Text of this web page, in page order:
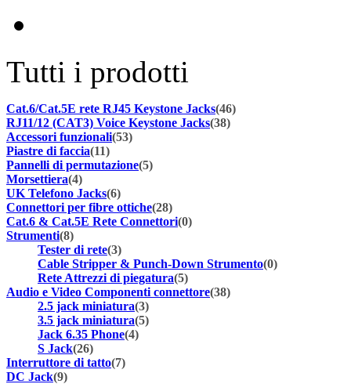
Tutti i prodotti
Cat.6/Cat.5E rete RJ45 Keystone Jacks(46)
RJ11/12 (CAT3) Voice Keystone Jacks(38)
Accessori funzionali(53)
Piastre di faccia(11)
Pannelli di permutazione(5)
Morsettiera(4)
UK Telefono Jacks(6)
Connettori per fibre ottiche(28)
Cat.6 & Cat.5E Rete Connettori(0)
Strumenti(8)
Tester di rete(3)
Cable Stripper & Punch-Down Strumento(0)
Rete Attrezzi di piegatura(5)
Audio e Video Componenti connettore(38)
2.5 jack miniatura(3)
3.5 jack miniatura(5)
Jack 6.35 Phone(4)
S Jack(26)
Interruttore di tatto(7)
DC Jack(9)